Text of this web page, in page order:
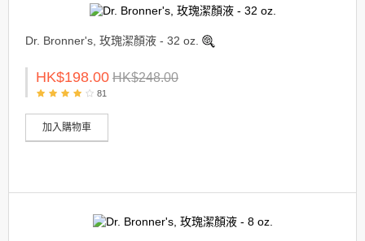
Dr. Bronner's, 玫瑰潔顏液 - 32 oz.
HK$198.00 HK$248.00
81
加入購物車